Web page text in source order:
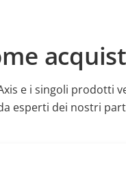
e i singoli prodotti
esperti dei nostri